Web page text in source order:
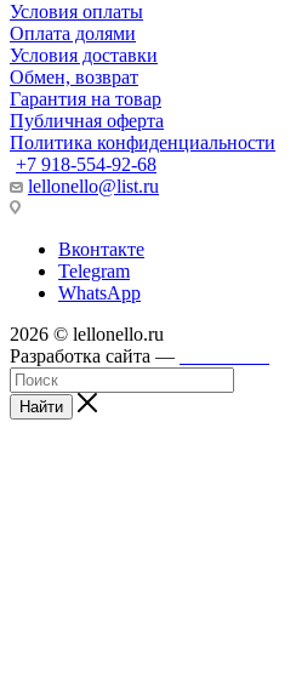
Условия оплаты
Оплата долями
Условия доставки
Обмен, возврат
Гарантия на товар
Публичная оферта
Политика конфиденциальности
+7 918-554-92-68
lellonello@list.ru
Вконтакте
Telegram
WhatsApp
2026 © lellonello.ru
Разработка сайта —
Найти